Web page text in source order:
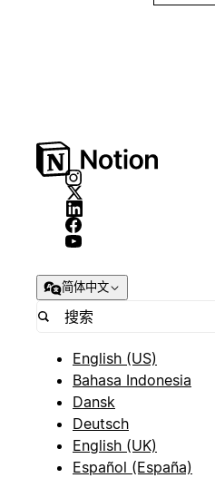
简体中文
English (US)
Bahasa Indonesia
Dansk
Deutsch
English (UK)
Español (España)